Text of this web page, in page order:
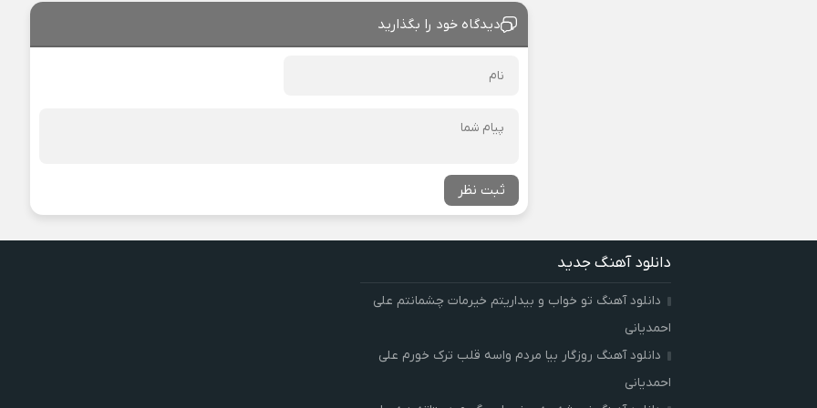
دیدگاه خود را بگذارید
ثبت نظر
دانلود آهنگ جدید
دانلود آهنگ تو خواب و بیداریتم خیرمات چشمانتم علی
احمدیانی
دانلود آهنگ روزگار بیا مردم واسه قلب ترک خورم علی
احمدیانی